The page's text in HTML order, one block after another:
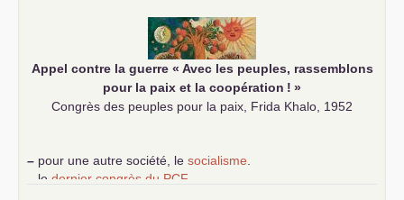
Appel contre la guerre « Avec les peuples, rassemblons
pour la paix et la coopération ! »
Congrès des peuples pour la paix, Frida Khalo, 1952
– pour une autre société, le socialisme
le dernier congrès du PCF